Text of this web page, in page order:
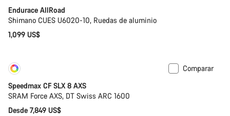
Endurace AllRoad
Shimano CUES U6020-10, Ruedas de aluminio
1,099 US$
Comparar
Speedmax CF SLX 8 AXS
SRAM Force AXS, DT Swiss ARC 1600
Desde 7,849 US$